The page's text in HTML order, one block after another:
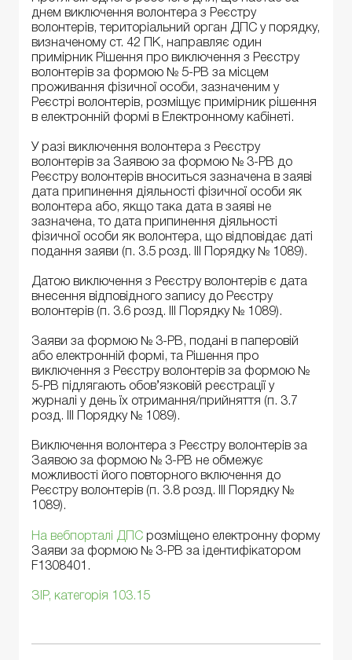
днем виключення волонтера з Реєстру
волонтерів, територіальний орган ДПС у порядку,
визначеному ст. 42 ПК, направляє один
примірник Рішення про виключення з Реєстру
волонтерів за формою № 5-РВ за місцем
проживання фізичної особи, зазначеним у
Реєстрі волонтерів, розміщує примірник рішення
в електронній формі в Електронному кабінеті.
У разі виключення волонтера з Реєстру
волонтерів за Заявою за формою № 3-РВ до
Реєстру волонтерів вноситься зазначена в заяві
дата припинення діяльності фізичної особи як
волонтера або, якщо така дата в заяві не
зазначена, то дата припинення діяльності
фізичної особи як волонтера, що відповідає даті
подання заяви (п. 3.5 розд. ІІІ Порядку № 1089).
Датою виключення з Реєстру волонтерів є дата
внесення відповідного запису до Реєстру
волонтерів (п. 3.6 розд. ІІІ Порядку № 1089).
Заяви за формою № 3-РВ, подані в паперовій
або електронній формі, та Рішення про
виключення з Реєстру волонтерів за формою №
5-РВ підлягають обов’язковій реєстрації у
журналі у день їх отримання/прийняття (п. 3.7
розд. ІІІ Порядку № 1089).
Виключення волонтера з Реєстру волонтерів за
Заявою за формою № 3-РВ не обмежує
можливості його повторного включення до
Реєстру волонтерів (п. 3.8 розд. ІІІ Порядку №
1089).
На вебпорталі ДПС розміщено електронну форму
Заяви за формою № 3-РВ за ідентифікатором
F1308401.
ЗІР, категорія 103.15